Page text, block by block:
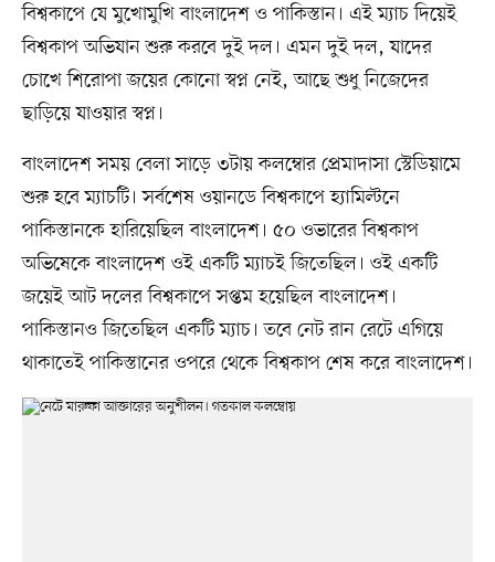
বিশ্বকাপে যে মুখোমুখি বাংলাদেশ ও পাকিস্তান। এই ম্যাচ দিয়েই
বিশ্বকাপ অভিযান শুরু করবে দুই দল। এমন দুই দল, যাদের
চোখে শিরোপা জয়ের কোনো স্বপ্ন নেই, আছে শুধু নিজেদের
ছাড়িয়ে যাওয়ার স্বপ্ন।
বাংলাদেশ সময় বেলা সাড়ে ৩টায় কলম্বোর প্রেমাদাসা স্টেডিয়ামে
শুরু হবে ম্যাচটি। সর্বশেষ ওয়ানডে বিশ্বকাপে হ্যামিল্টনে
পাকিস্তানকে হারিয়েছিল বাংলাদেশ। ৫০ ওভারের বিশ্বকাপ
অভিষেকে বাংলাদেশ ওই একটি ম্যাচই জিতেছিল। ওই একটি
জয়েই আট দলের বিশ্বকাপে সপ্তম হয়েছিল বাংলাদেশ।
পাকিস্তানও জিতেছিল একটি ম্যাচ। তবে নেট রান রেটে এগিয়ে
থাকাতেই পাকিস্তানের ওপরে থেকে বিশ্বকাপ শেষ করে বাংলাদেশ।